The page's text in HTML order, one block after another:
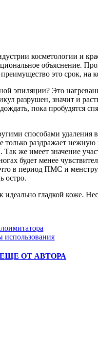
косметологии и
объяснение.
это срок, на
эпиляции? Это
разрушен, значит и
пока пробудятся
способами удаления
только раздражает
же имеет значение
будет менее
в период ПМС и
остро.
гладкой коже.
использования
ЕЩЕ ОТ АВТОРА